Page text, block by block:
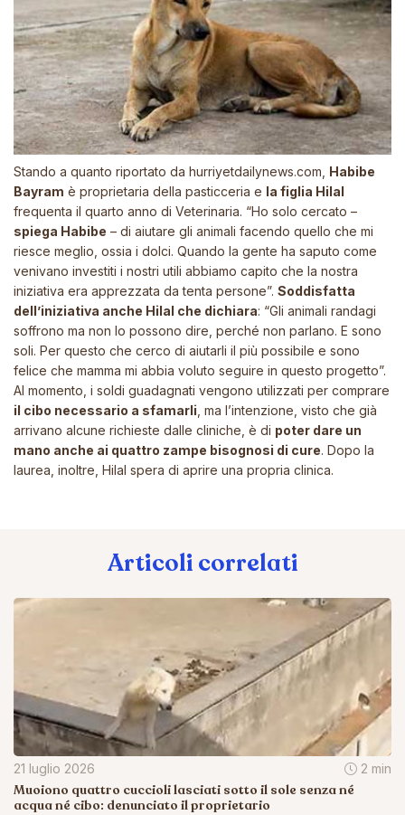
Stando a quanto riportato da hurriyetdailynews.com Habibe
Bayram è proprietaria della pasticceria e la figlia Hilal
frequenta il quarto anno di Veterinaria. “Ho solo cercato –
spiega Habibe – di aiutare gli animali facendo quello che mi
riesce meglio, ossia i dolci. Quando la gente ha saputo come
venivano investiti i nostri utili abbiamo capito che la nostra
iniziativa era apprezzata da tenta persone”. Soddisfatta
dell’iniziativa anche Hilal che dichiara: “Gli animali randagi
soffrono ma non lo possono dire, perché non parlano. E sono
soli. Per questo che cerco di aiutarli il più possibile e sono
felice che mamma mi abbia voluto seguire in questo progetto”.
Al momento, i soldi guadagnati vengono utilizzati per comprare
il cibo necessario a sfamarli , ma l’intenzione, visto che già
arrivano alcune richieste dalle cliniche, è di poter dare un
mano anche ai quattro zampe bisognosi di cure. Dopo la
laurea, inoltre, Hilal spera di aprire una propria clinica.
Articoli correlati
21 luglio 2026 2 min
Muoiono quattro cuccioli lasciati sotto il sole senza né
acqua né cibo: denunciato il proprietario